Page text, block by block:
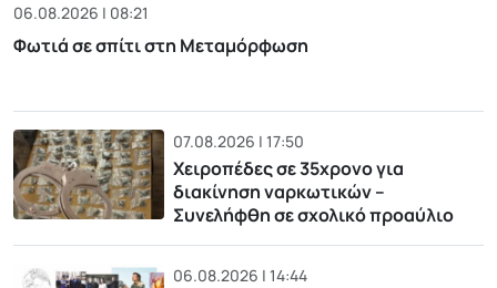
06.08.2026 | 08:21
Φωτιά σε σπίτι στη Μεταμόρφωση
07.08.2026 | 17:50
Χειροπέδες σε 35χρονο για
διακίνηση ναρκωτικών –
Συνελήφθη σε σχολικό προαύλιο
06.08.2026 | 14:44